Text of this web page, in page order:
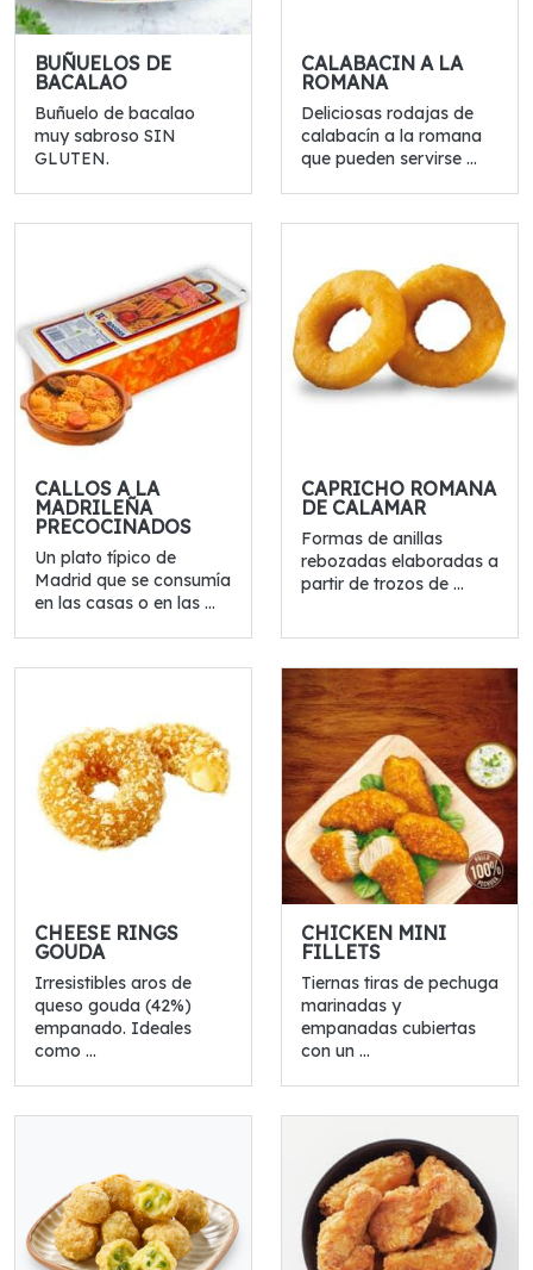
BUÑUELOS DE
BACALAO
Buñuelo de bacalao
muy sabroso SIN
GLUTEN.
CALABACIN A LA
ROMANA
Deliciosas rodajas de
calabacín a la romana
que pueden servirse ...
CALLOS A LA
MADRILEÑA
PRECOCINADOS
Un plato típico de
Madrid que se consumía
en las casas o en las ...
CAPRICHO ROMANA
DE CALAMAR
Formas de anillas
rebozadas elaboradas a
partir de trozos de ...
CHEESE RINGS
GOUDA
Irresistibles aros de
queso gouda (42%)
empanado. Ideales
como ...
CHICKEN MINI
FILLETS
Tiernas tiras de pechuga
marinadas y
empanadas cubiertas
con un ...